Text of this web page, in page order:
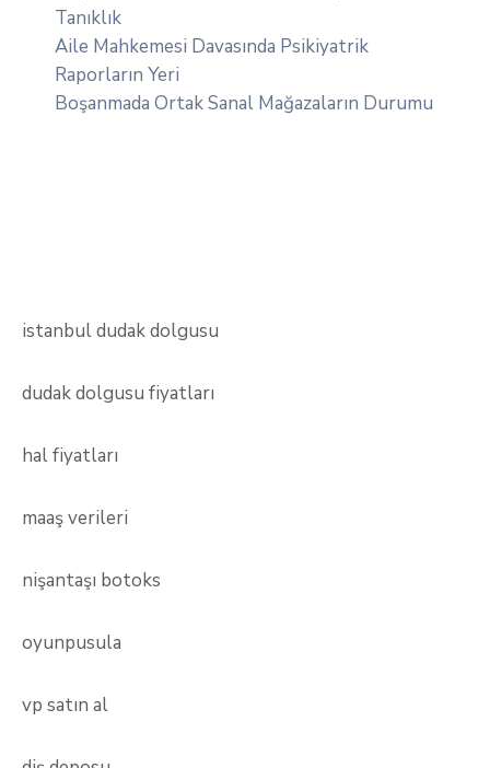
Tanıklık
Aile Mahkemesi Davasında Psikiyatrik
Raporların Yeri
Boşanmada Ortak Sanal Mağazaların Durumu
istanbul dudak dolgusu
dudak dolgusu fiyatları
hal fiyatları
maaş verileri
nişantaşı botoks
oyunpusula
vp satın al